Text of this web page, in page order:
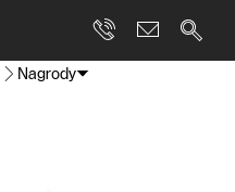
Nagrody